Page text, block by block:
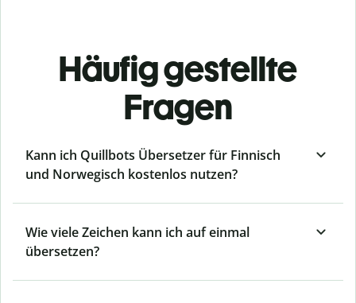
Häufig gestellte
Fragen
Kann ich Quillbots Übersetzer für Finnisch
und Norwegisch kostenlos nutzen?
Wie viele Zeichen kann ich auf einmal
übersetzen?